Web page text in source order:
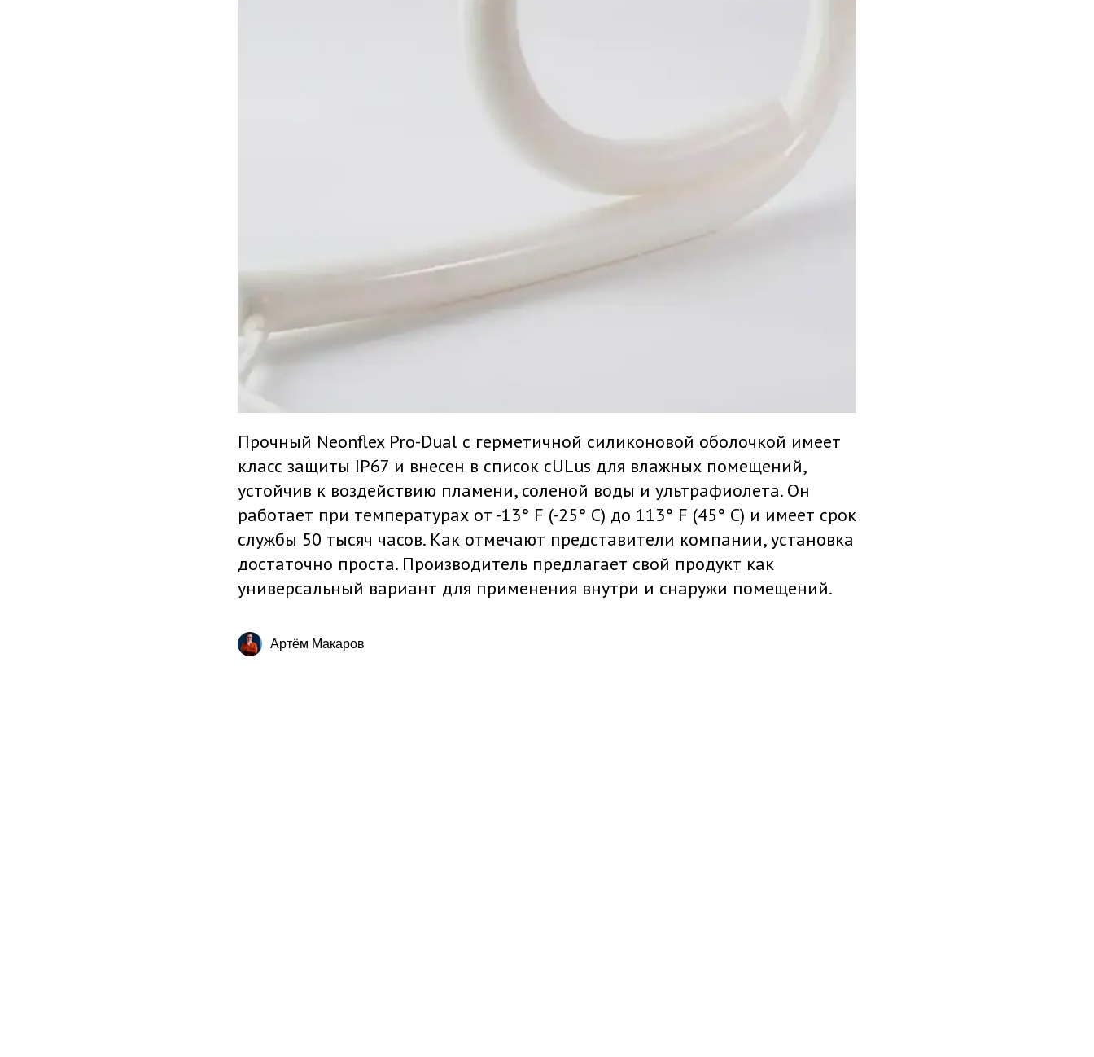
Прочный Neonflex Pro-Dual с герметичной силиконовой оболочкой имеет
класс защиты IP67 и внесен в список cULus для влажных помещений,
устойчив к воздействию пламени, соленой воды и ультрафиолета. Он
работает при температурах от -13° F (-25° C) до 113° F (45° C) и имеет срок
службы 50 тысяч часов. Как отмечают представители компании, установка
достаточно проста. Производитель предлагает свой продукт как
универсальный вариант для применения внутри и снаружи помещений.
Артём Макаров